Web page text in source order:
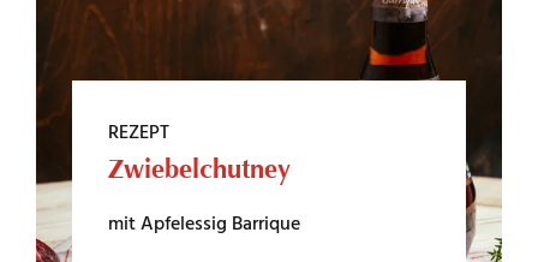
REZEPT
Zwiebelchutney
mit Apfelessig Barrique